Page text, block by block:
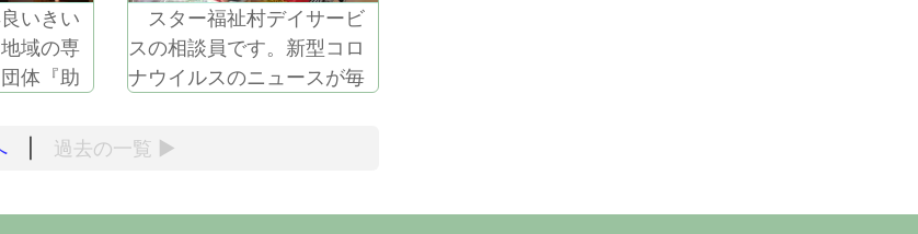
い事だ
。私た
報を集
ます』を実践するために
も、先ずは自分自身が心身
ともに健康であることが重
いきい
域の専
体『助
との地
につい
スター福祉村デイサービ
スの相談員です。新型コロ
ナウイルスのニュースが毎
予防して注意しておかなく
過去の一覧 ▶